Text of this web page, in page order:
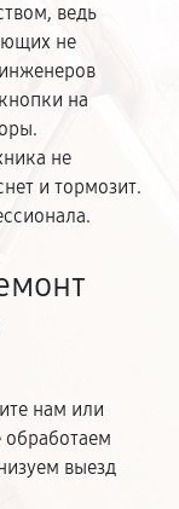
ведь
не
на
не
и тормозит.
нам или
обработаем
выезд